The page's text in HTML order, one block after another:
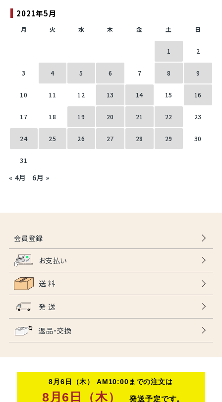
2021年5月
月 火 水 木 金 土 日
1 2
3 4 5 6 7 8 9
10 11 12 13 14 15 16
17 18 19 20 21 22 23
24 25 26 27 28 29 30
31
« 4月 6月 »
会員登録
お支払い
送 料
発 送
返品・交換